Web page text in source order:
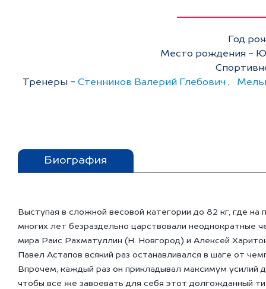
Год
Место рождения -
Тренеры - Стенников Валерий Глебович ,
Биография
Выступая в сложной весовой категории до 82 кг, где на
многих лет безраздельно царствовали неоднократные
мира Раис Рахматуллин (Н. Новгород) и Алексей
Павел Астапов всякий раз останавливался в шаге от
Впрочем, каждый раз он прикладывал максимум усилий
чтобы все же завоевать для себя этот долгожданный